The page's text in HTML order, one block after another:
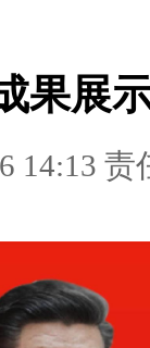
果展
14:13 责